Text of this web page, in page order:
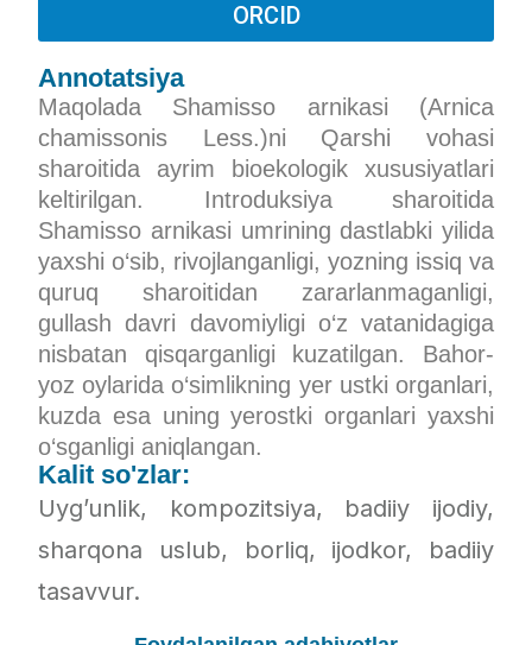
ORCID
Annotatsiya
Maqolada Shamisso arnikasi (Arnica
chamissonis Less.)ni Qarshi vohasi
sharoitida ayrim bioekologik xususiyatlari
keltirilgan. Introduksiya sharoitida
Shamisso arnikasi umrining dastlabki yilida
yaxshi o‘sib, rivojlanganligi, yozning issiq va
quruq sharoitidan zararlanmaganligi,
gullash davri davomiyligi o‘z vatanidagiga
nisbatan qisqarganligi kuzatilgan. Bahor-
yoz oylarida o‘simlikning yer ustki organlari,
kuzda esa uning yerostki organlari yaxshi
o‘sganligi aniqlangan.
Kalit so'zlar:
Uуg’unlik, kompozitsiуa, badiiy ijodiy,
sharqona uslub, borliq, ijodkor, badiiу
tasavvur.